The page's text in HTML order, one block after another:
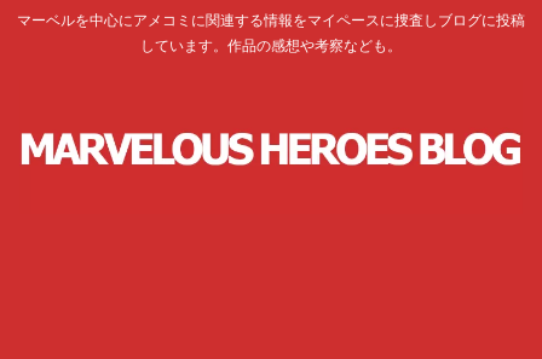
マーベルを中心にアメコミに関連する情報をマイペースに捜査しブログに投稿
しています。作品の感想や考察なども。